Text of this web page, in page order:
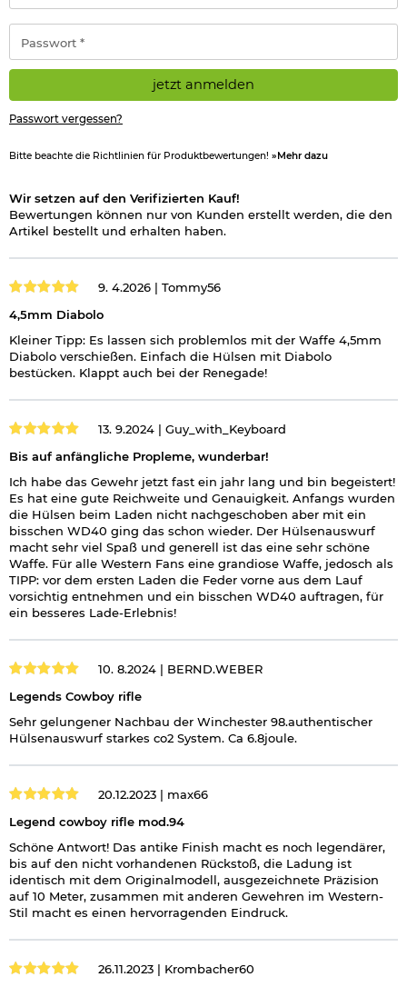
nicht vorliegt.
Hinweis: Richtiger
Umgang mit Druckluft-, Federdruckwaffen und CO2-Waffen
Adresse
*
jetzt anmelden
Passwort vergessen?
Bitte beachte die Richtlinien für Produktbewertungen! »Mehr dazu
Wir setzen auf den Verifizierten Kauf!
Bewertungen können nur von Kunden erstellt werden, die den
Artikel bestellt und erhalten haben.
9. 4.2026 | Tommy56
4,5mm Diabolo
Kleiner Tipp: Es lassen sich problemlos mit der Waffe 4,5mm
Diabolo verschießen. Einfach die Hülsen mit Diabolo
bestücken. Klappt auch bei der Renegade!
13. 9.2024 | Guy_with_Keyboard
Bis auf anfängliche Propleme, wunderbar!
Ich habe das Gewehr jetzt fast ein jahr lang und bin begeistert!
Es hat eine gute Reichweite und Genauigkeit. Anfangs wurden
die Hülsen beim Laden nicht nachgeschoben aber mit ein
bisschen WD40 ging das schon wieder. Der Hülsenauswurf
macht sehr viel Spaß und generell ist das eine sehr schöne
Waffe. Für alle Western Fans eine grandiose Waffe, jedosch als
TIPP: vor dem ersten Laden die Feder vorne aus dem Lauf
vorsichtig entnehmen und ein bisschen WD40 auftragen, für
ein besseres Lade-Erlebnis!
10. 8.2024 | BERND.WEBER
Legends Cowboy rifle
Sehr gelungener Nachbau der Winchester 98.authentischer
Hülsenauswurf starkes co2 System. Ca 6.8joule.
20.12.2023 | max66
Legend cowboy rifle mod.94
Schöne Antwort! Das antike Finish macht es noch legendärer,
bis auf den nicht vorhandenen Rückstoß, die Ladung ist
identisch mit dem Originalmodell, ausgezeichnete Präzision
auf 10 Meter, zusammen mit anderen Gewehren im Western-
Stil macht es einen hervorragenden Eindruck.
26.11.2023 | Krombacher60